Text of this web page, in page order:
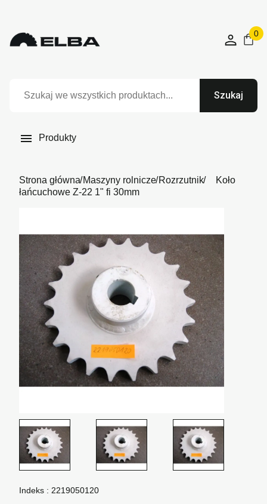
0
Szukaj
 Produkty
Strona główna Maszyny rolnicze Rozrzutnik
Koło
łańcuchowe Z-22 1" fi 30mm
Indeks : 2219050120